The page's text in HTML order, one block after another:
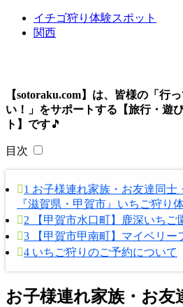
イチゴ狩り体験スポット
関西
【sotoraku.com】は、皆様の「行
い！」をサポートする【旅行・遊
ト】です🎵
目次
1 お子様連れ家族・お友達同士
『滋賀県・甲賀市』いちご狩り
2 【甲賀市水口町】鹿深いちご
3 【甲賀市甲南町】マイベリー
4 いちご狩りのご予約について
お子様連れ家族・お友